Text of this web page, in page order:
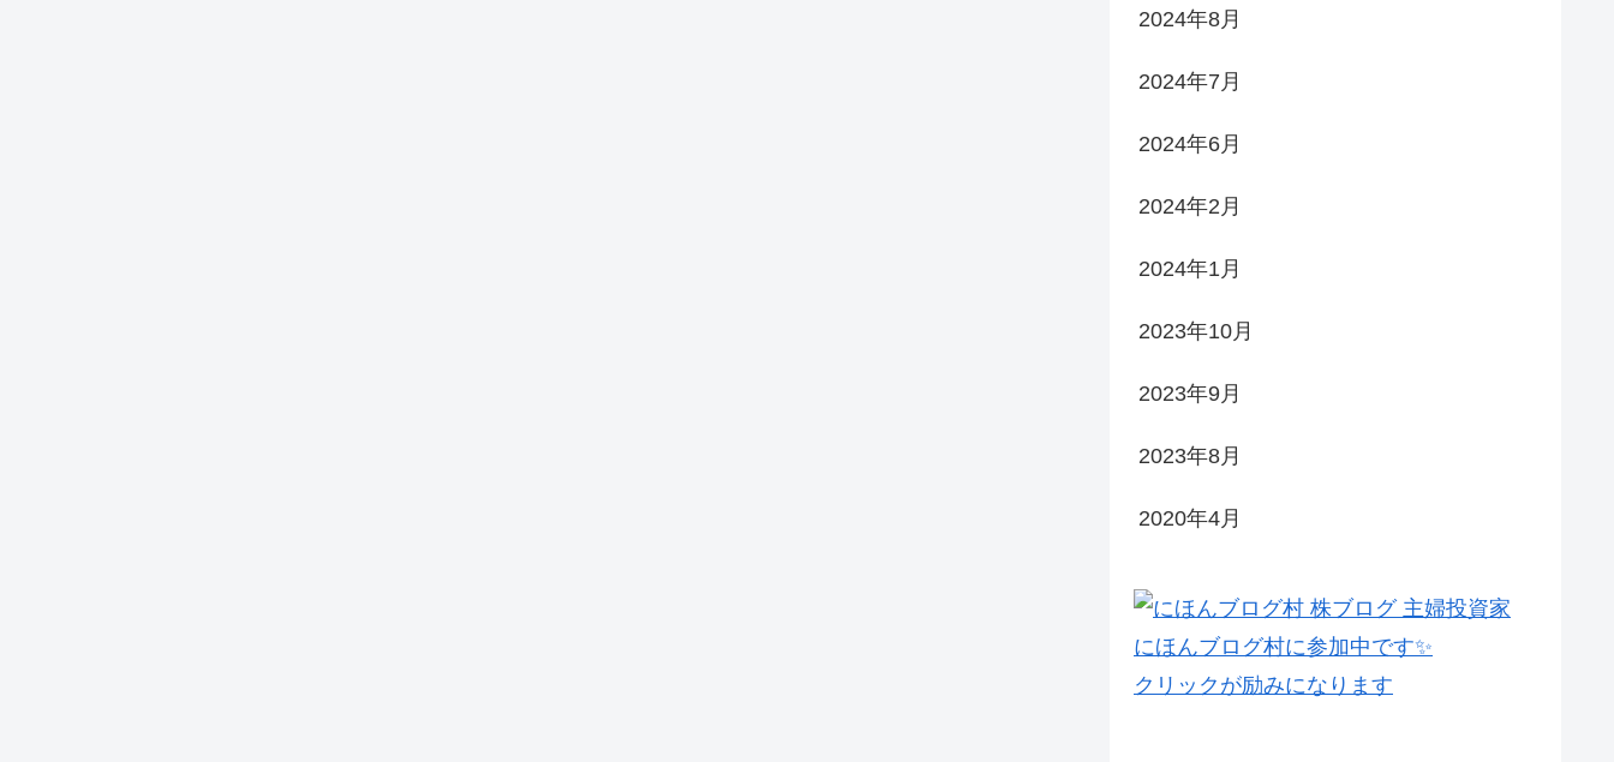
2024年8月
2024年7月
2024年6月
2024年2月
2024年1月
2023年10月
2023年9月
2023年8月
2020年4月
にほんブログ村に参加中です✨
クリックが励みになります